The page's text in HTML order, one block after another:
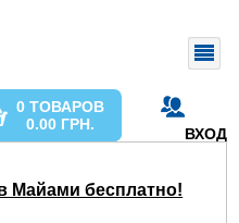
ВХОД
0 ТОВАРОВ
0.00 ГРН.
Майами бесплатно!